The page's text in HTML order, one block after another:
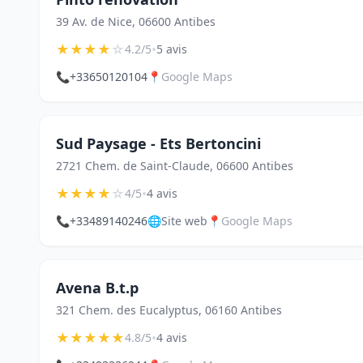
39 Av. de Nice, 06600 Antibes
★★★★☆4.2/5•5 avis
📞+33650120104 📍 Google Maps
Sud Paysage - Ets Bertoncini
2721 Chem. de Saint-Claude, 06600 Antibes
★★★★☆4/5•4 avis
📞+33489140246🌐Site web 📍 Google Maps
Avena B.t.p
321 Chem. des Eucalyptus, 06160 Antibes
★★★★★4.8/5•4 avis